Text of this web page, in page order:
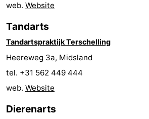
Zwembaden
-
Wandelen
-
Surfen
web. Website
Tandarts
Tandartspraktijk Terschelling
Heereweg 3a, Midsland
tel. +31 562 449 444
web. Website
Dierenarts